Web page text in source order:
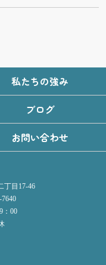
私たちの強み
ブログ
お問い合わせ
丁目17-46
7640
：00